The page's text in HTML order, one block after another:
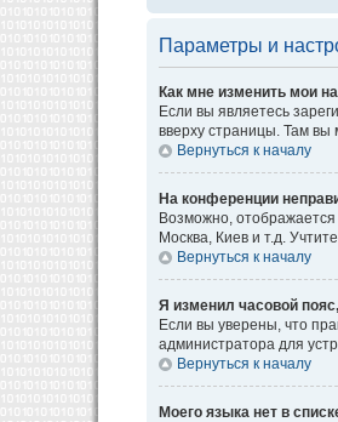
Параметры и
Как мне изменить мои
Если вы являетесь
вверху страницы. Там вы
Вернуться к началу
На конференции
Возможно, отображается
Москва, Киев и т.д.
Вернуться к началу
Я изменил часовой
Если вы уверены, что
администратора для
Вернуться к началу
Моего языка нет в